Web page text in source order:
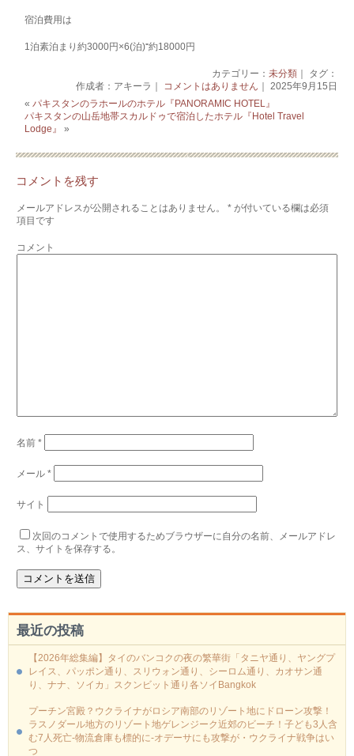
宿泊費用は
1泊素泊まり約3000円×6(泊)⁼約18000円
カテゴリー： 未分類｜ タグ：
作成者：アキーラ｜ コメントはありません ｜ 2025年9月15日
«パキスタンのラホールのホテル『PANORAMIC HOTEL』
パキスタンの山岳地帯スカルドゥで宿泊したホテル『Hotel Travel
Lodge』
»
コメントを残す
メールアドレスが公開されることはありません。 * が付いている欄は必須
項目です
コメント
名前*
メール*
サイト
次回のコメントで使用するためブラウザーに自分の名前、メールアドレ
ス、サイトを保存する。
最近の投稿
【2026年総集編】タイのバンコクの夜の繁華街「タニヤ通り、ヤングプ
レイス、パッポン通り、スリウォン通り、シーロム通り、カオサン通
り、ナナ、ソイカ」スクンビット通り各ソイBangkok
プーチン宮殿？ウクライナがロシア南部のリゾート地にドローン攻撃！
ラスノダール地方のリゾート地ゲレンジーク近郊のビーチ！子ども3人含
む7人死亡-物流倉庫も標的に‐オデーサにも攻撃が・ウクライナ戦争はい
つ